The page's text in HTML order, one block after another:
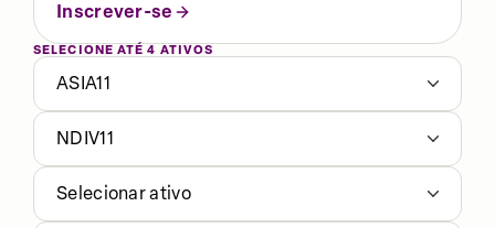
Inscrever-se
SELECIONE ATÉ 4 ATIVOS
ASIA11
NDIV11
Selecionar ativo